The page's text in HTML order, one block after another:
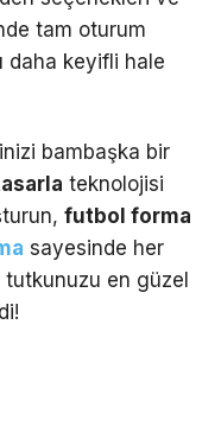
tam oturum
daha keyifli hale
bambaşka bir
teknolojisi
futbol forma
sayesinde her
en güzel